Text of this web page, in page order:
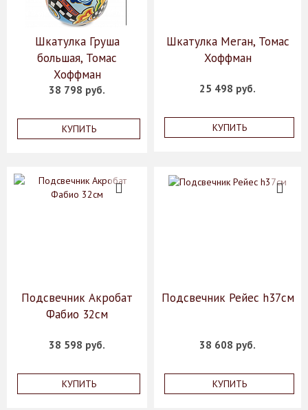
Шкатулка Груша
большая, Томас
Хоффман
38 798 руб.
КУПИТЬ
Шкатулка Меган, Томас
Хоффман
25 498 руб.
КУПИТЬ
Подсвечник Акробат
Фабио 32см
38 598 руб.
КУПИТЬ
Подсвечник Рейес h37см
38 608 руб.
КУПИТЬ